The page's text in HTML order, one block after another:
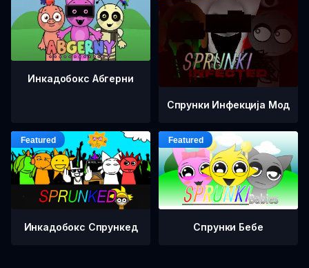
Инкадобокс Абгерни
Спрунки Инфекција Мод
Инкадобокс Спрункед Спрунки Бебе